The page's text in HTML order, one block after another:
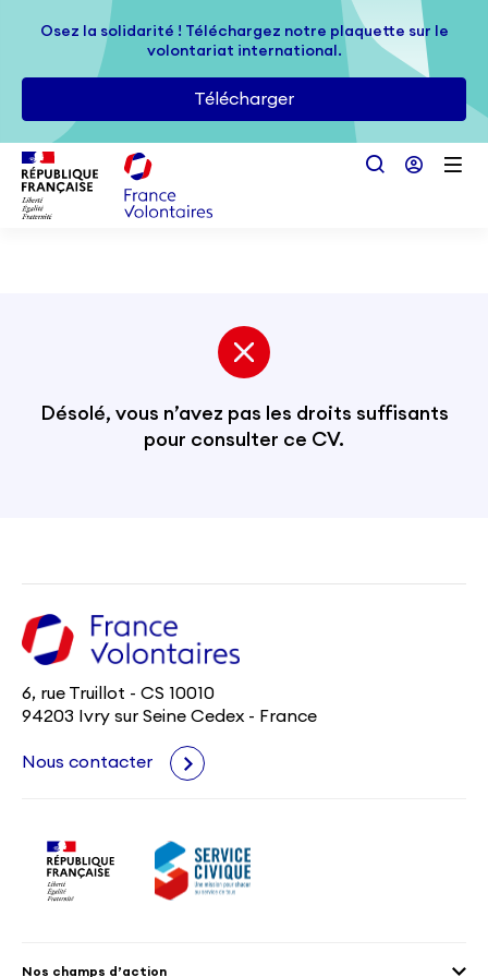
Passer au contenu principal
Osez la solidarité ! Téléchargez notre plaquette sur le
volontariat international.
Télécharger
Osez la solidarité ! Téléchargez notre plaquette sur le
volontariat international.
Télécharger
Désolé, vous n’avez pas les droits suffisants
pour consulter ce CV.
6, rue Truillot - CS 10010
94203 Ivry sur Seine Cedex - France
Nous contacter
Nos champs d’action